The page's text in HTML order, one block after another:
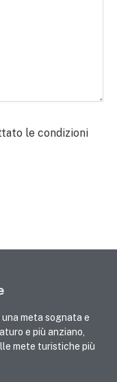
le condizioni
una meta sognata e
e più anziano,
mete turistiche più